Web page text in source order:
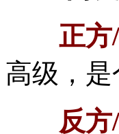
正方/
高级，
反方/